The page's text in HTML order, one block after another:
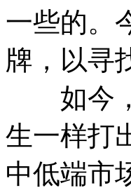
一些的。
牌，以寻
如今，
生一样打
中低端市